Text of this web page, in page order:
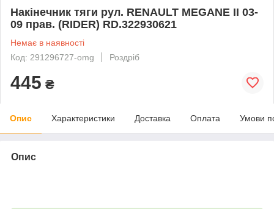
Накінечник тяги рул. RENAULT MEGANE II 03-
09 прав. (RIDER) RD.322930621
Немає в наявності
Код: 291296727-omg
Роздріб
445 ₴
Опис Характеристики Доставка Оплата Умови
Опис